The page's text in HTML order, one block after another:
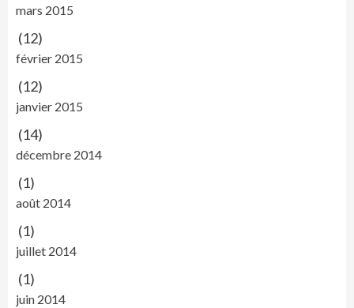
mars 2015
(12)
février 2015
(12)
janvier 2015
(14)
décembre 2014
(1)
août 2014
(1)
juillet 2014
(1)
juin 2014